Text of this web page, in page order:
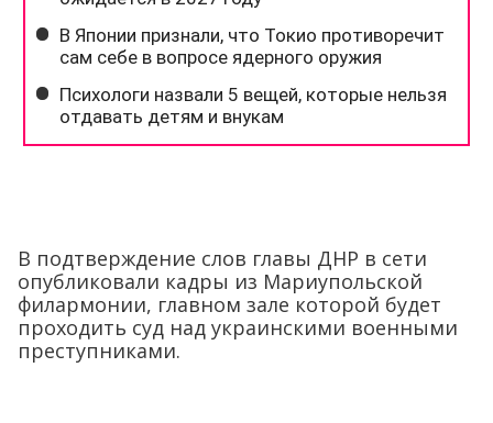
В подтверждение слов главы ДНР в сети
опубликовали кадры из Мариупольской
филармонии, главном зале которой будет
проходить суд над украинскими военными
преступниками.